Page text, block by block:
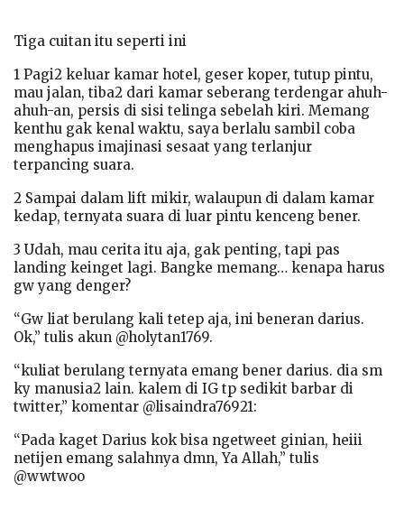
Tiga cuitan itu seperti ini
1 Pagi2 keluar kamar hotel, geser koper, tutup pintu,
mau jalan, tiba2 dari kamar seberang terdengar ahuh-
ahuh-an, persis di sisi telinga sebelah kiri. Memang
kenthu gak kenal waktu, saya berlalu sambil coba
menghapus imajinasi sesaat yang terlanjur
terpancing suara.
2 Sampai dalam lift mikir, walaupun di dalam kamar
kedap, ternyata suara di luar pintu kenceng bener.
3 Udah, mau cerita itu aja, gak penting, tapi pas
landing keinget lagi. Bangke memang… kenapa harus
gw yang denger?
“Gw liat berulang kali tetep aja, ini beneran darius.
Ok,” tulis akun @holytan1769.
“kuliat berulang ternyata emang bener darius. dia sm
ky manusia2 lain. kalem di IG tp sedikit barbar di
twitter,” komentar @lisaindra76921:
“Pada kaget Darius kok bisa ngetweet ginian, heiii
netijen emang salahnya dmn, Ya Allah,” tulis
@wwtwoo